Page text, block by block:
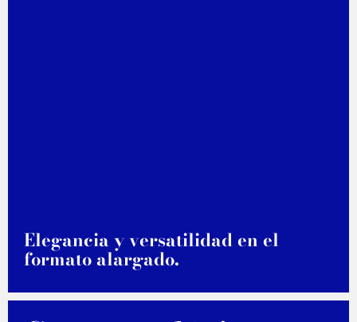
Elegancia y versatilidad en el
formato alargado.